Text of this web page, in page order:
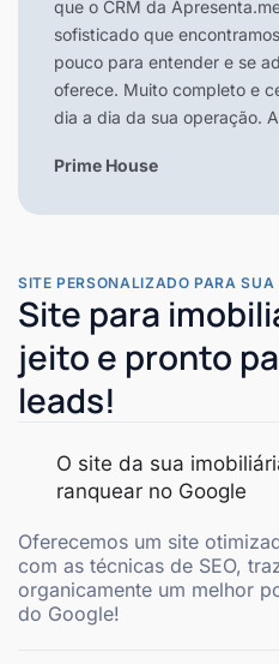
SITE PERSONALIZADO PARA SUA
Site para
jeito e pronto
leads!
O site da sua
ranquear no Google
Oferecemos um site
com as técnicas de SEO,
organicamente um melhor
do Google!
que o CRM da
sofisticado que
pouco para entender e se
oferece. Muito completo e
dia a dia da sua operação.
Prime House